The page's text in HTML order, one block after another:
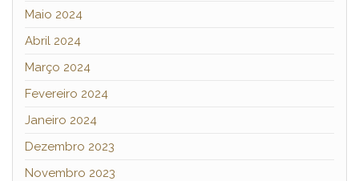
Maio 2024
Abril 2024
Março 2024
Fevereiro 2024
Janeiro 2024
Dezembro 2023
Novembro 2023